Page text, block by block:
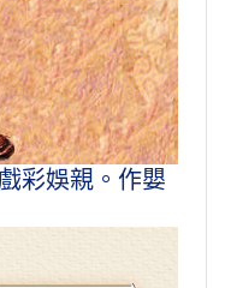
彩娛親。作嬰